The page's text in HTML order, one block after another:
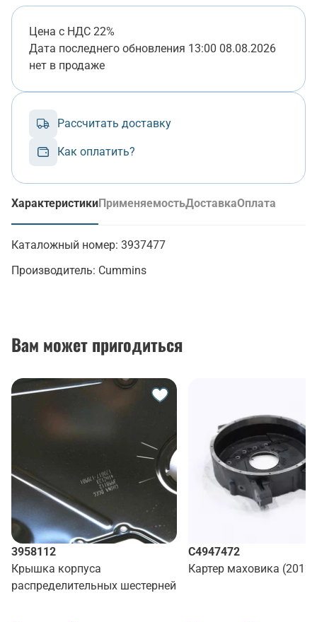
Цена с НДС 22%
Дата последнего обновления 13:00 08.08.2026
нет в продаже
Рассчитать доставку
Как оплатить?
Характеристики
(активная вкладка)
ПрименяемостьДоставкаОплата
Каталожный номер: 3937477
Производитель: Cummins
Вам может пригодиться
3958112
Крышка корпуса
распределительных шестерней
C4947472
Картер маховика (2012)